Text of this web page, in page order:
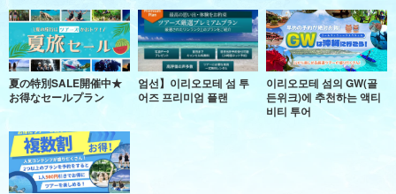
夏の特別SALE開催中★
お得なセールプラン
엄선】이리오모테 섬 투
어즈 프리미엄 플랜
이리오모테 섬의 GW(골
든위크)에 추천하는 액티
비티 투어